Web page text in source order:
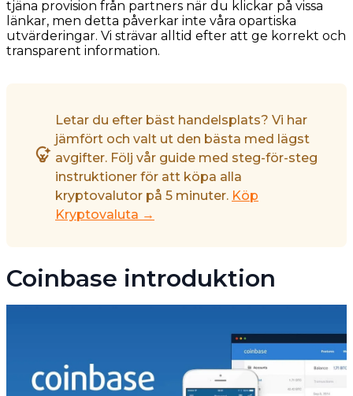
tjäna provision från partners när du klickar på vissa
länkar, men detta påverkar inte våra opartiska
utvärderingar. Vi strävar alltid efter att ge korrekt och
transparent information.
Letar du efter bäst handelsplats? Vi har
jämfört och valt ut den bästa med lägst
avgifter. Följ vår guide med steg-för-steg
instruktioner för att köpa alla
kryptovalutor på 5 minuter. Köp
Kryptovaluta →
Coinbase introduktion